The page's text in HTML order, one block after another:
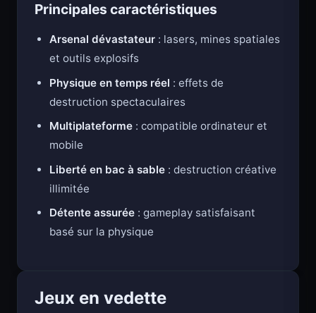
Principales caractéristiques
Arsenal dévastateur : lasers, mines spatiales
et outils explosifs
Physique en temps réel : effets de
destruction spectaculaires
Multiplateforme : compatible ordinateur et
mobile
Liberté en bac à sable : destruction créative
illimitée
Détente assurée : gameplay satisfaisant
basé sur la physique
Jeux en vedette